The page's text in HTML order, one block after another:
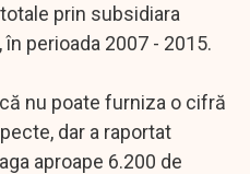
prin subsidiara
perioada 2007 - 2015.
nu poate furniza o cifră
dar a raportat
aproape 6.200 de